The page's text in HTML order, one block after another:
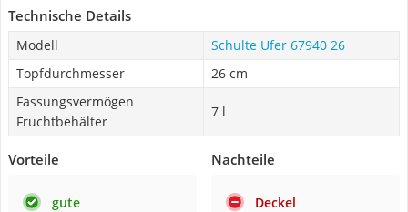
Technische Details
Modell
Schulte Ufer 67940 26
Topfdurchmesser
26 cm
Fassungsvermögen
Fruchtbehälter
7 l
Vorteile
gute
Nachteile
Deckel